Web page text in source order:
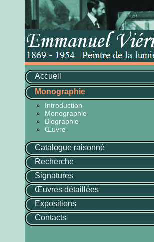
Accueil
Monographie
Introduction
Monographie
Biographie
Œuvre
Catalogue raisonné
Recherche
Signatures
Œuvres détaillées
Expositions
Contacts